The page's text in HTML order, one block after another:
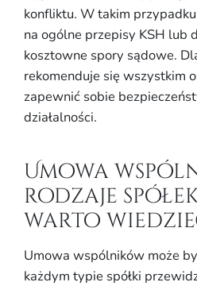
konfliktu. W takim
na ogólne przepisy KSH lub
kosztowne spory sądowe.
rekomenduje się wszystkim
zapewnić sobie
działalności.
Umowa
rodzaje
warto
Umowa wspólników może
każdym typie spółki